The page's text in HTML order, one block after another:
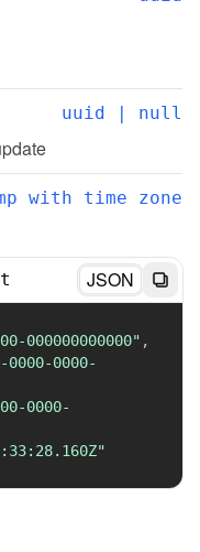
uuid | null
with time zone
JSON
000000000000" ,
0000-0000-
0000-